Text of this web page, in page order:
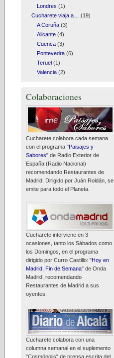
Londres (1)
Cucharete viaja a…
(19)
A Coruña(3)
Alicante(4)
Cuenca(3)
Pontevedra(6)
Teruel(1)
Valencia(2)
Colaboraciones
Cucharete colabora cada semana
con el programa "Paisajes y
Sabores" de Radio Exterior de
España (Radio Nacional)
recomendando Restaurantes de
Madrid. Dirigido por Juán Roldán, se
emite para todo el Planeta.
Cucharete interviene en 3
ocasiones, tanto los Sábados como
los Domingos, en el programa
dirigido por Curro Castillo: "Hoy en
Madrid, Fin de Semana" de Onda
Madrid, recomendando
Restaurantes de Madrid a sus
oyentes.
Cucharete colabora con una
columna semanal en el suplemento
"Cosmópolis" de prensa escrita del